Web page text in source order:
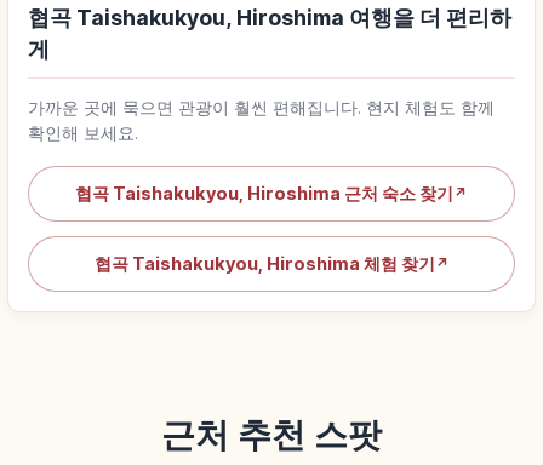
협곡 Taishakukyou, Hiroshima 여행을 더 편리하
게
가까운 곳에 묵으면 관광이 훨씬 편해집니다. 현지 체험도 함께
확인해 보세요.
협곡 Taishakukyou, Hiroshima 근처 숙소 찾기 ↗
협곡 Taishakukyou, Hiroshima 체험 찾기 ↗
근처 추천 스팟